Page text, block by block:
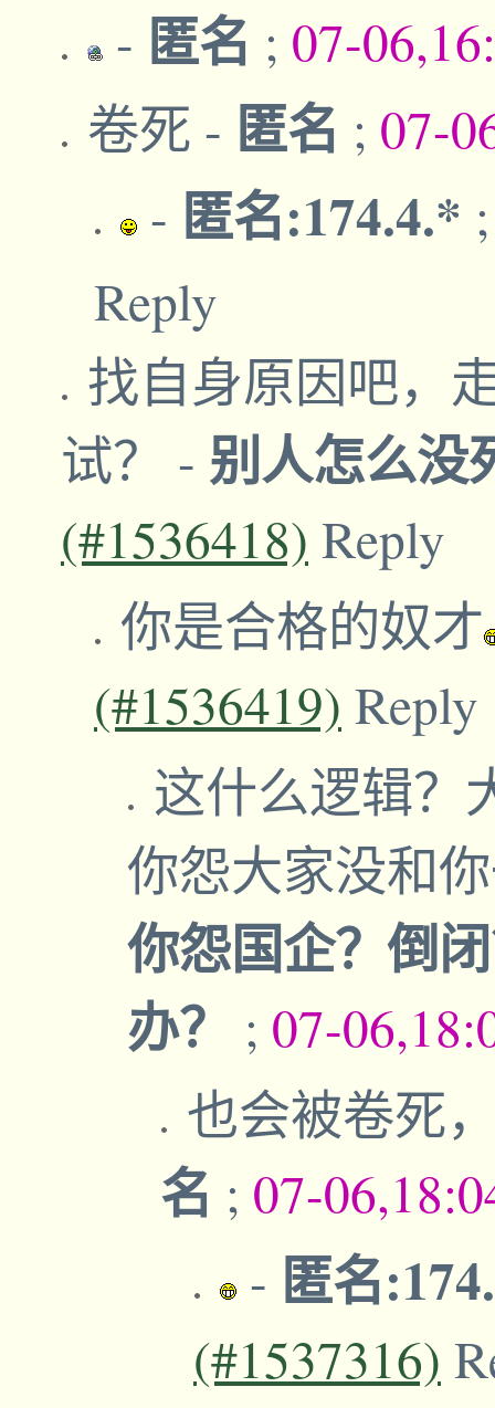
- 匿名 ; 07-
卷死 - 匿名 ; 07-
- 匿名:174.4.*
Reply
找自身原因吧，
试？ - 别人怎么
(#1536418) Reply
你是合格的奴才
(#1536419) Reply
这什么逻辑？
你怨大家没和
你怨国企？倒
办？ ; 07-
也会被卷死
名 ; 07-
- 匿名
(#1537316)